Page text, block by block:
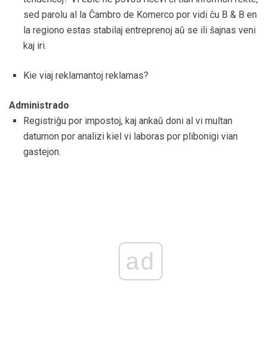
sed parolu al la Ĉambro de Komerco por vidi ĉu B & B en
la regiono estas stabilaj entreprenoj aŭ se ili ŝajnas veni
kaj iri.
Kie viaj reklamantoj reklamas?
Administrado
Registriĝu por impostoj, kaj ankaŭ doni al vi multan
datumon por analizi kiel vi laboras por plibonigi vian
gastejon.
ad